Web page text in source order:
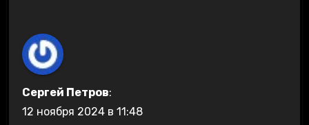
Сергей Петров:
12 ноября 2024 в 11:48